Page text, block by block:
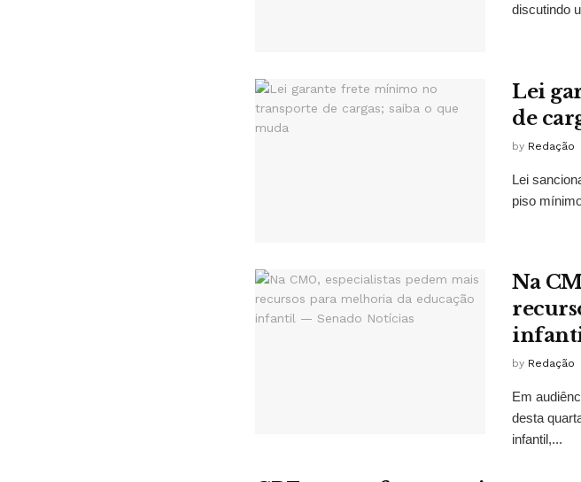
discutindo
Lei
de
by Redação
Lei
piso
Na
by Redação
Em
desta
infantil,...